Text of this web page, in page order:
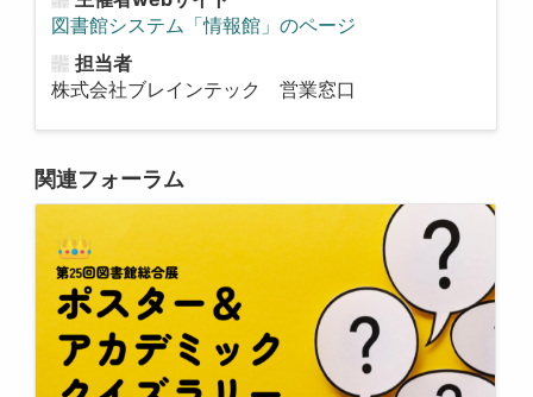
図書館システム「情報館」のページ
担当者
株式会社ブレインテック 営業窓口
関連フォーラム